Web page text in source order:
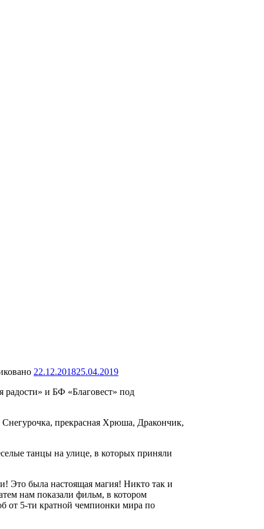
22.12.201825.04.2019
радости» и БФ «Благовест» под
прекрасная Хрюша, Дракончик,
танцы на улице, в которых приняли
Это была настоящая магия! Никто так и
нам показали фильм, в котором
от 5-ти кратной чемпионки мира по